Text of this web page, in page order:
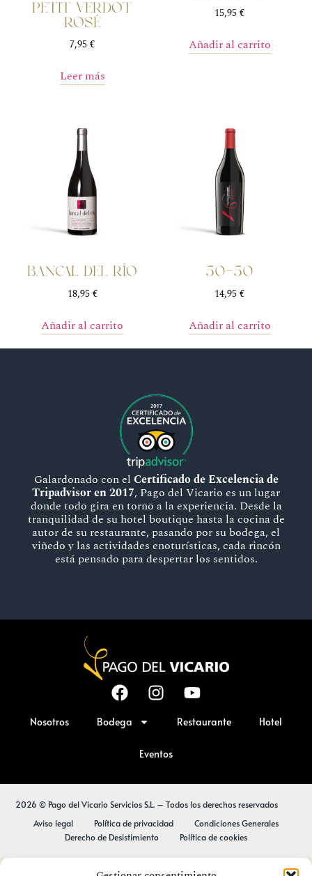
Petit Verdot
RosÉ
7,95€
Leer más
15,95€
Añadir al carrito
BANCAL DEL RÍO
18,95€
Añadir al carrito
50-50
14,95€
Añadir al carrito
Galardonado con el Certificado de Excelencia de
Tripadvisor en 2017, Pago del Vicario es un lugar
donde todo gira en torno a la experiencia. Desde la
tranquilidad de su hotel boutique hasta la cocina de
autor de su restaurante, pasando por su bodega, el
viñedo y las actividades enoturísticas, cada rincón
está pensado para despertar los sentidos.
Nosotros Bodega Restaurante Hotel
Eventos
2026 © Pago del Vicario Servicios S.L. – Todos los derechos reservados
Aviso legal
Política de privacidad
Condiciones Generales
Derecho de Desistimiento
Política de cookies